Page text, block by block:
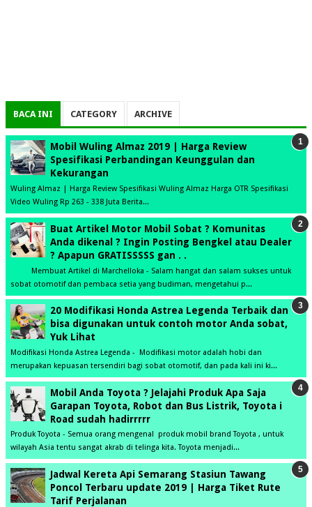
BACA INI CATEGORY ARCHIVE
Mobil Wuling Almaz 2019 | Harga Review
Spesifikasi Perbandingan Keunggulan dan
Kekurangan
Wuling Almaz | Harga Review Spesifikasi Wuling Almaz Harga OTR Spesifikasi
Video Wuling Rp 263 - 338 Juta Berita...
Buat Artikel Motor Mobil Sobat ? Komunitas
Anda dikenal ? Ingin Posting Bengkel atau Dealer
? Apapun GRATISSSSS gan . .
Membuat Artikel di Marchelloka - Salam hangat dan salam sukses untuk
sobat otomotif dan pembaca setia yang budiman, mengetahui p...
20 Modifikasi Honda Astrea Legenda Terbaik dan
bisa digunakan untuk contoh motor Anda sobat,
Yuk Lihat
Modifikasi Honda Astrea Legenda - Modifikasi motor adalah hobi dan
merupakan kepuasan tersendiri bagi sobat otomotif, dan pada kali ini ki...
Mobil Anda Toyota ? Jelajahi Produk Apa Saja
Garapan Toyota, Robot dan Bus Listrik, Toyota i
Road sudah hadirrrrr
Produk Toyota - Semua orang mengenal produk mobil brand Toyota , untuk
wilayah Asia tentu sangat akrab di telinga kita. Toyota menjadi...
Jadwal Kereta Api Semarang Stasiun Tawang
Poncol Terbaru update 2019 | Harga Tiket Rute
Tarif Perjalanan